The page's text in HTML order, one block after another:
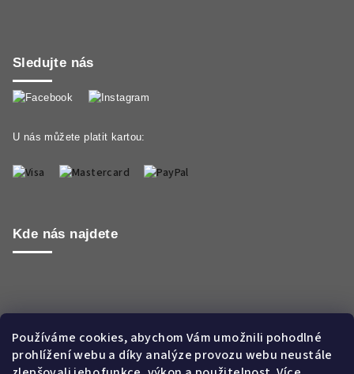
Používáme cookies, abychom Vám umožnili pohodlné
prohlížení webu a díky analýze provozu webu neustále
Sledujte nás
U nás můžete platit kartou:
Kde nás najdete